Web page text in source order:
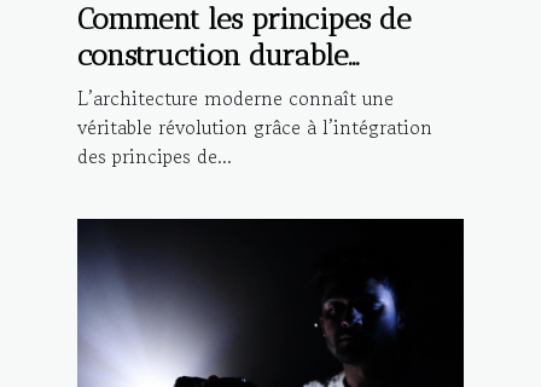
Comment les principes de
construction durable
influencent-ils l'architecture
moderne ?
L’architecture moderne connaît une
véritable révolution grâce à l’intégration
des principes de...